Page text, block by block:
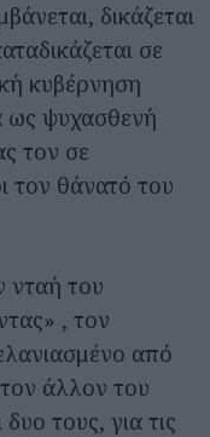
δικάζεται
σε
κυβέρνηση
ως ψυχασθενή
τον σε
τον θάνατό του
νταή του
, τον
από
άλλον του
τους, για τις